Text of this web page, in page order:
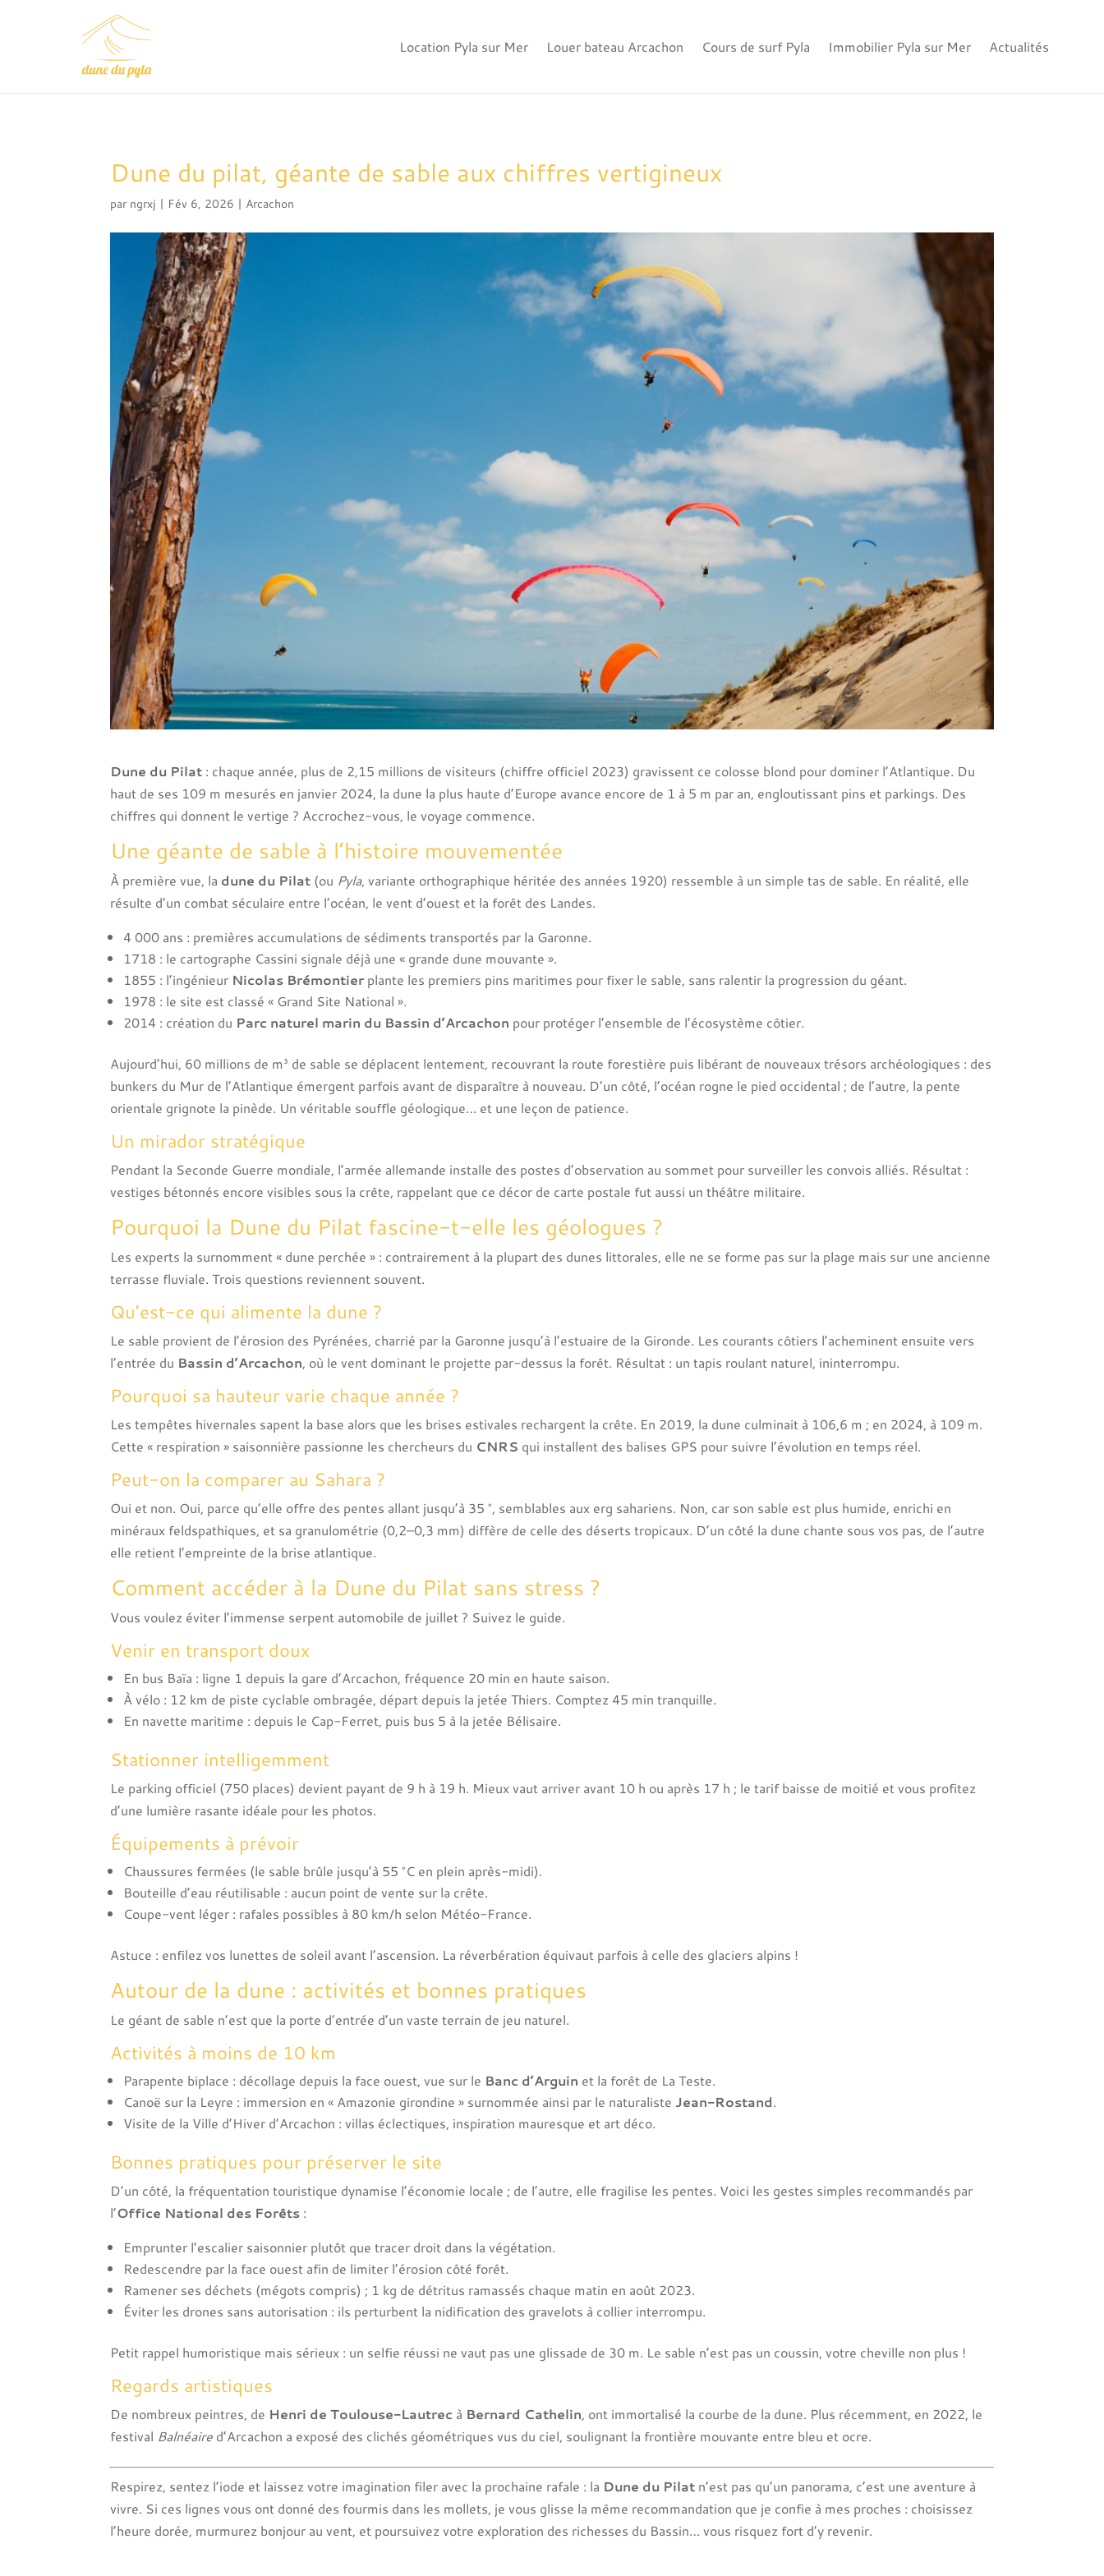
Location Pyla sur Mer Louer bateau Arcachon Cours de surf Pyla Immobilier Pyla sur Mer Actualités
Dune du pilat, géante de sable aux chiffres vertigineux
par ngrxj | Fév 6, 2026 | Arcachon
Dune du Pilat : chaque année, plus de 2,15 millions de visiteurs (chiffre officiel 2023) gravissent ce colosse blond pour dominer l’Atlantique. Du
haut de ses 109 m mesurés en janvier 2024, la dune la plus haute d’Europe avance encore de 1 à 5 m par an, engloutissant pins et parkings. Des
chiffres qui donnent le vertige ? Accrochez-vous, le voyage commence.
Une géante de sable à l’histoire mouvementée
À première vue, la dune du Pilat (ou Pyla, variante orthographique héritée des années 1920) ressemble à un simple tas de sable. En réalité, elle
résulte d’un combat séculaire entre l’océan, le vent d’ouest et la forêt des Landes.
4 000 ans : premières accumulations de sédiments transportés par la Garonne.
1718 : le cartographe Cassini signale déjà une « grande dune mouvante ».
1855 : l’ingénieur Nicolas Brémontierplante les premiers pins maritimes pour fixer le sable, sans ralentir la progression du géant.
1978 : le site est classé « Grand Site National ».
2014 : création du Parc naturel marin du Bassin d’Arcachon pour protéger l’ensemble de l’écosystème côtier.
Aujourd’hui, 60 millions de m³ de sable se déplacent lentement, recouvrant la route forestière puis libérant de nouveaux trésors archéologiques : des
bunkers du Mur de l’Atlantique émergent parfois avant de disparaître à nouveau. D’un côté, l’océan rogne le pied occidental ; de l’autre, la pente
orientale grignote la pinède. Un véritable souffle géologique… et une leçon de patience.
Un mirador stratégique
Pendant la Seconde Guerre mondiale, l’armée allemande installe des postes d’observation au sommet pour surveiller les convois alliés. Résultat :
vestiges bétonnés encore visibles sous la crête, rappelant que ce décor de carte postale fut aussi un théâtre militaire.
Pourquoi la Dune du Pilat fascine-t-elle les géologues ?
Les experts la surnomment « dune perchée » : contrairement à la plupart des dunes littorales, elle ne se forme pas sur la plage mais sur une ancienne
terrasse fluviale. Trois questions reviennent souvent.
Qu’est-ce qui alimente la dune ?
Le sable provient de l’érosion des Pyrénées, charrié par la Garonne jusqu’à l’estuaire de la Gironde. Les courants côtiers l’acheminent ensuite vers
l’entrée du Bassin d’Arcachon, où le vent dominant le projette par-dessus la forêt. Résultat : un tapis roulant naturel, ininterrompu.
Pourquoi sa hauteur varie chaque année ?
Les tempêtes hivernales sapent la base alors que les brises estivales rechargent la crête. En 2019, la dune culminait à 106,6 m ; en 2024, à 109 m.
Cette « respiration » saisonnière passionne les chercheurs du CNRS qui installent des balises GPS pour suivre l’évolution en temps réel.
Peut-on la comparer au Sahara ?
Oui et non. Oui, parce qu’elle offre des pentes allant jusqu’à 35 °, semblables aux erg sahariens. Non, car son sable est plus humide, enrichi en
minéraux feldspathiques, et sa granulométrie (0,2–0,3 mm) diffère de celle des déserts tropicaux. D’un côté la dune chante sous vos pas, de l’autre
elle retient l’empreinte de la brise atlantique.
Comment accéder à la Dune du Pilat sans stress ?
Vous voulez éviter l’immense serpent automobile de juillet ? Suivez le guide.
Venir en transport doux
En bus Baïa : ligne 1 depuis la gare d’Arcachon, fréquence 20 min en haute saison.
À vélo : 12 km de piste cyclable ombragée, départ depuis la jetée Thiers. Comptez 45 min tranquille.
En navette maritime : depuis le Cap-Ferret, puis bus 5 à la jetée Bélisaire.
Stationner intelligemment
Le parking officiel (750 places) devient payant de 9 h à 19 h. Mieux vaut arriver avant 10 h ou après 17 h ; le tarif baisse de moitié et vous profitez
d’une lumière rasante idéale pour les photos.
Équipements à prévoir
Chaussures fermées (le sable brûle jusqu’à 55 °C en plein après-midi).
Bouteille d’eau réutilisable : aucun point de vente sur la crête.
Coupe-vent léger : rafales possibles à 80 km/h selon Météo-France.
Astuce : enfilez vos lunettes de soleil avant l’ascension. La réverbération équivaut parfois à celle des glaciers alpins !
Autour de la dune : activités et bonnes pratiques
Le géant de sable n’est que la porte d’entrée d’un vaste terrain de jeu naturel.
Activités à moins de 10 km
Parapente biplace : décollage depuis la face ouest, vue sur le Banc d’Arguin et la forêt de La Teste.
Canoë sur la Leyre : immersion en « Amazonie girondine » surnommée ainsi par le naturaliste Jean-Rostand.
Visite de la Ville d’Hiver d’Arcachon : villas éclectiques, inspiration mauresque et art déco.
Bonnes pratiques pour préserver le site
D’un côté, la fréquentation touristique dynamise l’économie locale ; de l’autre, elle fragilise les pentes. Voici les gestes simples recommandés par
l’Office National des Forêts :
Emprunter l’escalier saisonnier plutôt que tracer droit dans la végétation.
Redescendre par la face ouest afin de limiter l’érosion côté forêt.
Ramener ses déchets (mégots compris) ; 1 kg de détritus ramassés chaque matin en août 2023.
Éviter les drones sans autorisation : ils perturbent la nidification des gravelots à collier interrompu.
Petit rappel humoristique mais sérieux : un selfie réussi ne vaut pas une glissade de 30 m. Le sable n’est pas un coussin, votre cheville non plus !
Regards artistiques
De nombreux peintres, de Henri de Toulouse-Lautrec à Bernard Cathelin, ont immortalisé la courbe de la dune. Plus récemment, en 2022, le
festival Balnéaire d’Arcachon a exposé des clichés géométriques vus du ciel, soulignant la frontière mouvante entre bleu et ocre.
Respirez, sentez l’iode et laissez votre imagination filer avec la prochaine rafale : la Dune du Pilat n’est pas qu’un panorama, c’est une aventure à
vivre. Si ces lignes vous ont donné des fourmis dans les mollets, je vous glisse la même recommandation que je confie à mes proches : choisissez
l’heure dorée, murmurez bonjour au vent, et poursuivez votre exploration des richesses du Bassin… vous risquez fort d’y revenir.